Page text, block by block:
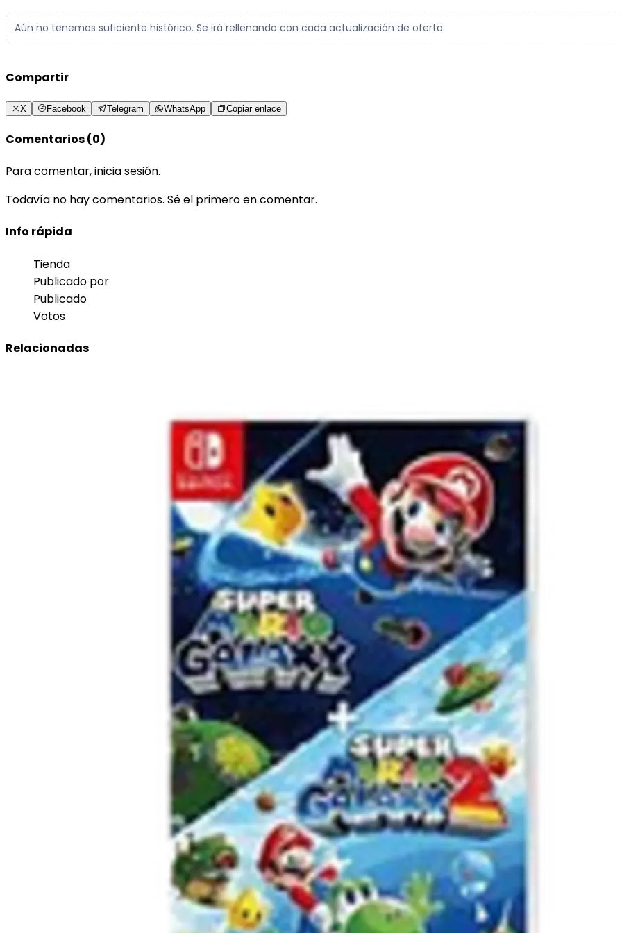
Aún no tenemos suficiente histórico. Se irá rellenando con cada actualización de oferta.
Compartir
X Facebook Telegram WhatsApp Copiar enlace
Comentarios (0)
Para comentar,inicia sesión.
Todavía no hay comentarios. Sé el primero en comentar.
Info rápida
Tienda
Publicado por
Publicado
Votos
Relacionadas